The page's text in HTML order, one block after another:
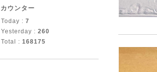
カウンター
Today : 7
Yesterday : 260
Total : 168175